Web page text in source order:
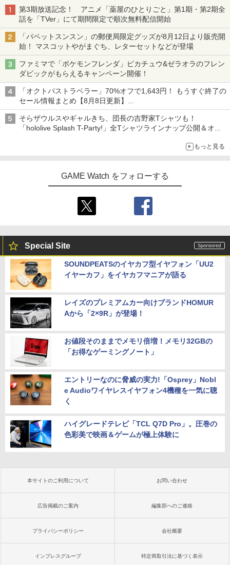
第3期放送記念！ アニメ「薬屋のひとりごと」第1期・第2期全
話を「TVer」にて期間限定で順次無料配信開始
「パペットスンスン」の郵便局限定グッズが8月12日より販売開
始！ マスコットやがまぐち、レターセットなどが登場
ファミマで「ポケモンフレンダ」ピカチュウ&ゼラオラのフレン
ダピックがもらえるキャンペーン開催！
「オクトパストラベラー」70%オフで1,643円！ もうすぐ終了の
セール情報まとめ【8月8日更新】
ニンテンドーeショップでは「大神 絶景版」が67%オフで990円
そらザウルスやギャルきち、団長の吉野家Tシャツも！
「hololive Splash T-Party!」全Tシャツラインナップ公開＆オン
もっと見る
GAME Watch をフォローする
Special Site
SOUNDPEATSのイヤカフ型イヤフォン「UU2
イヤーカフ」をイヤカフマニアが語る
レイズのプレミアムカー向けブランドHOMUR
Aから「2×9R」が登場！
お値段そのままでメモリ倍増！メモリ32GBの
「お得なゲーミングノート」
エントリーなのに脅威の実力!「Osprey」Nobl
e Audioワイヤレスイヤフォン4機種を一気に聴
く
ハイグレードテレビ「TCL Q7D Pro」。圧巻の
色彩美で映画＆ゲームが極上体験に
本サイトのご利用について お問い合わせ
広告掲載のご案内 編集部へのご連絡
プライバシーポリシー 会社概要
インプレスグループ 特定商取引法に基づく表示